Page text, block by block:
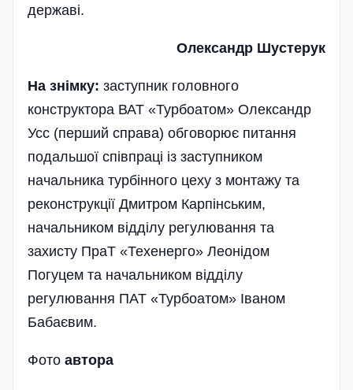
державі.
Олександр Шустерук
На знімку: заступник головного
конструктора ВАТ «Турбоатом» Олександр
Усс (перший справа) обговорює питання
подальшої співпраці із заступником
начальника турбінного цеху з монтажу та
реконструкції Дмитром Карпінським,
начальником відділу регулювання та
захисту ПраТ «Техенерго» Леонідом
Погуцем та начальником відділу
регулювання ПАТ «Турбоатом» Іваном
Бабаєвим.
Фото автора